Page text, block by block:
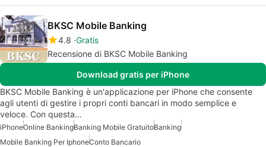
BKSC Mobile Banking
4.8 Gratis
Recensione di BKSC Mobile Banking
Download gratis per iPhone
BKSC Mobile Banking è un'applicazione per iPhone che consente
agli utenti di gestire i propri conti bancari in modo semplice e
veloce. Con questa…
iPhoneOnline BankingBanking Mobile GratuitoBanking
Mobile Banking Per IphoneConto Bancario